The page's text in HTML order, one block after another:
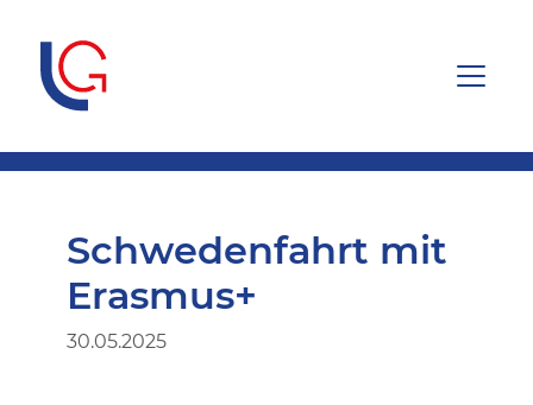
Schwedenfahrt mit
Erasmus+
30.05.2025